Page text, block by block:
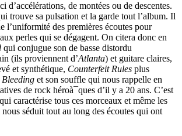
d’accélérations, de montées ou de descentes.
trouve sa pulsation et la garde tout l’album. Il
l’uniformité des premières écoutes pour
perles qui se dégagent. On citera donc en
qui conjugue son de basse distordu
(ils proviennent d’Atlanta) et guitare claires,
et synthétique, Counterfeit Rules plus
Bleeding et son souffle qui nous rappelle en
de rock héroà¯ques d’il y a 20 ans. C’est
caractérise tous ces morceaux et même les
nous séduit tout au long des écoutes qui ont